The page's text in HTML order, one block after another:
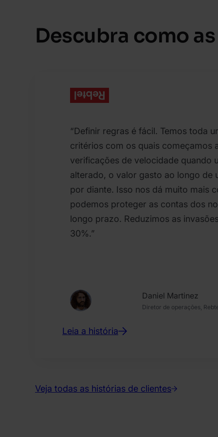
Descubra como
“Definir regras é fácil. Temos toda
critérios com os quais começamos
verificações de velocidade quando
alterado, o valor gasto ao longo de
por diante. Isso nos dá muito mais
podemos proteger as contas dos
longo prazo. Reduzimos as
30%.”
Daniel Martinez
Diretor de operações,
Leia a história
Veja todas as histórias de clientes